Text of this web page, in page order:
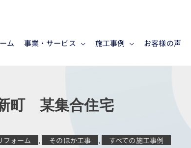
ム 事業・サービス 施工事例 お客様の声
町 某集合住宅
フォーム , そのほか工事 , すべての施工事例